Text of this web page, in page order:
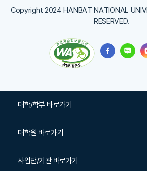
Copyright 2024 HANBAT NATIONAL
RESERVED.
대학/학부 바로가기
대학원 바로가기
사업단/기관 바로가기